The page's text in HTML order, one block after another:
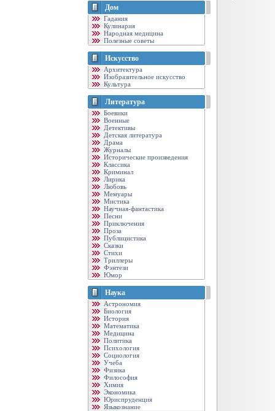
Дом
Гадания
Кулинария
Народная медицина
Полезные советы
Искусство
Архитектура
Изобразительное искусство
Культура
Литература
Боевики
Военные
Детективы
Детская литература
Драма
Журналы
Исторические произведения
Классика
Криминал
Лирика
Любовь
Мемуары
Мистика
Научная-фантастика
Песни
Приключения
Проза
Публицистика
Сказки
Стихи
Триллеры
Фэнтези
Юмор
Наука
Астрономия
Биология
История
Математика
Медицина
Политика
Психология
Социология
Учеба
Физика
Философия
Химия
Экономика
Юриспруденция
Языкознание